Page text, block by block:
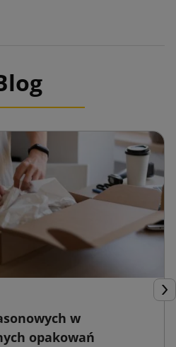
różnorodności zapewniają
ochronę przed wstrząsami,
podkreślając troskę o
wypełniaczy opakowań jest
powietrza działają jak poduszki,
przed wstrząsami, otarciami
Ponadto, ten wypełniacz jest
w
opakowań